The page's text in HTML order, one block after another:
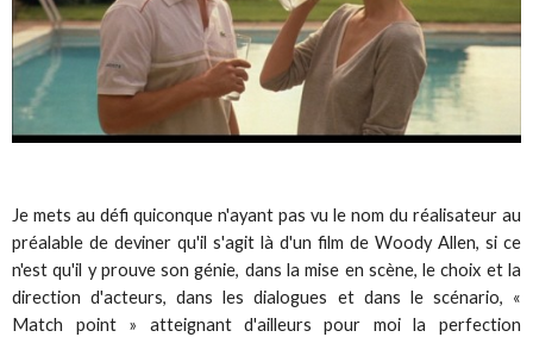
Je mets au défi quiconque n'ayant pas vu le nom du réalisateur au
préalable de deviner qu'il s'agit là d'un film de Woody Allen, si ce
n'est qu'il y prouve son génie, dans la mise en scène, le choix et la
direction d'acteurs, dans les dialogues et dans le scénario, «
Match point » atteignant d'ailleurs pour moi la perfection